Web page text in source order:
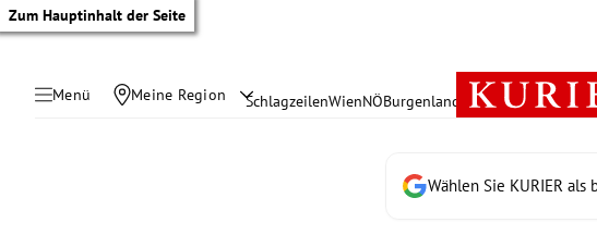
Zum Hauptinhalt der Seite
Menü Meine Region SchlagzeilenWienNÖBurgenland Österreich Politik
Wählen Sie KURIER